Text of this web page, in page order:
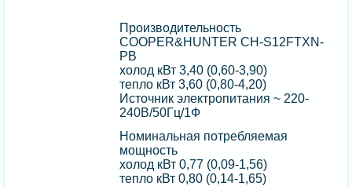
Производительность
COOPER&HUNTER CH-S12FTXN-
PB
холод кВт 3,40 (0,60-3,90)
тепло кВт 3,60 (0,80-4,20)
Источник электропитания ~ 220-
240В/50Гц/1Ф
Номинальная потребляемая
мощность
холод кВт 0,77 (0,09-1,56)
тепло кВт 0,80 (0,14-1,65)